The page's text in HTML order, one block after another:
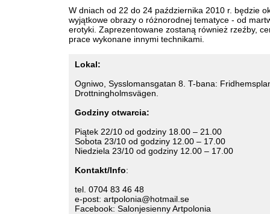
W dniach od 22 do 24 października 2010 r. będzie
wyjątkowe obrazy o różnorodnej tematyce - od
erotyki. Zaprezentowane zostaną również rzeźby,
prace wykonane innymi technikami.
Lokal:
Ogniwo, Sysslomansgatan 8. T-bana:
Drottningholmsvägen.
Godziny otwarcia:
Piątek 22/10 od godziny 18.00 – 21.00
Sobota 23/10 od godziny 12.00 – 17.00
Niedziela 23/10 od godziny 12.00 – 17.00
Kontakt/Info:
tel. 0704 83 46 48
e-post: artpolonia@hotmail.se
Facebook: Salonjesienny Artpolonia